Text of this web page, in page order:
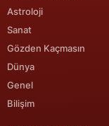
Astroloji
Sanat
Gözden Kaçmasın
Dünya
Genel
Bilişim